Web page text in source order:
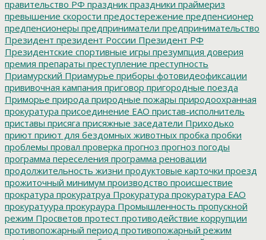
правительство РФ праздник праздники праймериз
превышение скорости предостережение предпенсионер
предпенсионеры предприниматели предпринимательство
Президент президент России Президент РФ
Президентские спортивные игры презумпция доверия
премия препараты преступление преступность
Приамурский Приамурье приборы фотовидеофиксации
прививочная кампания приговор пригородные поезда
Приморье природа природные пожары природоохранная
прокуратура присоединение ЕАО пристав-исполнитель
приставы присяга присяжные заседатели Приходько
приют приют для бездомных животных пробка пробки
проблемы провал проверка прогноз прогноз погоды
программа переселения программа реновации
продолжительность жизни продуктовые карточки проезд
прожиточный минимум производство происшествие
прократура прокуратруа Прокуратура прокуратура ЕАО
прокуратуура прокураура Промышленность пропускной
режим Просветов протест противодействие коррупции
противопожарный период противопожарный режим